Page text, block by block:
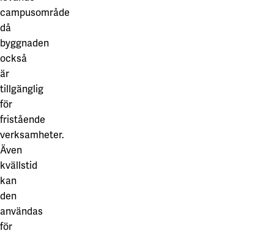
campusområde
då
byggnaden
också
är
tillgänglig
för
fristående
verksamheter.
Även
kvällstid
kan
den
användas
för